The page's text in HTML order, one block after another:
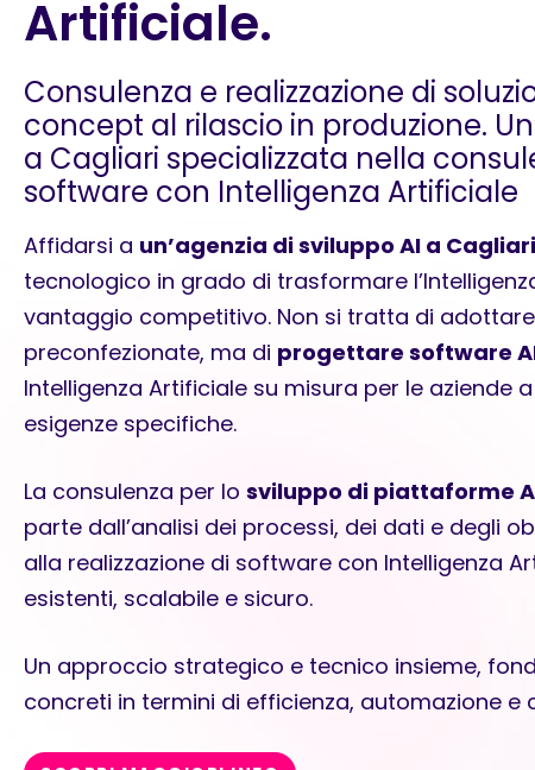
Artificiale.
Consulenza e realizzazione di
concept al rilascio in produzione.
a Cagliari specializzata nella
software con Intelligenza Artificiale
Affidarsi a un’agenzia di sviluppo AI a Cagliari
tecnologico in grado di trasformare
vantaggio competitivo. Non si tratta di
preconfezionate, ma di progettare software
Intelligenza Artificiale su misura per le aziende
esigenze specifiche.
La consulenza per lo sviluppo di piattaforme
parte dall’analisi dei processi, dei dati e degli
alla realizzazione di software con Intelligenza
esistenti, scalabile e sicuro.
Un approccio strategico e tecnico insieme,
concreti in termini di efficienza, automazione e